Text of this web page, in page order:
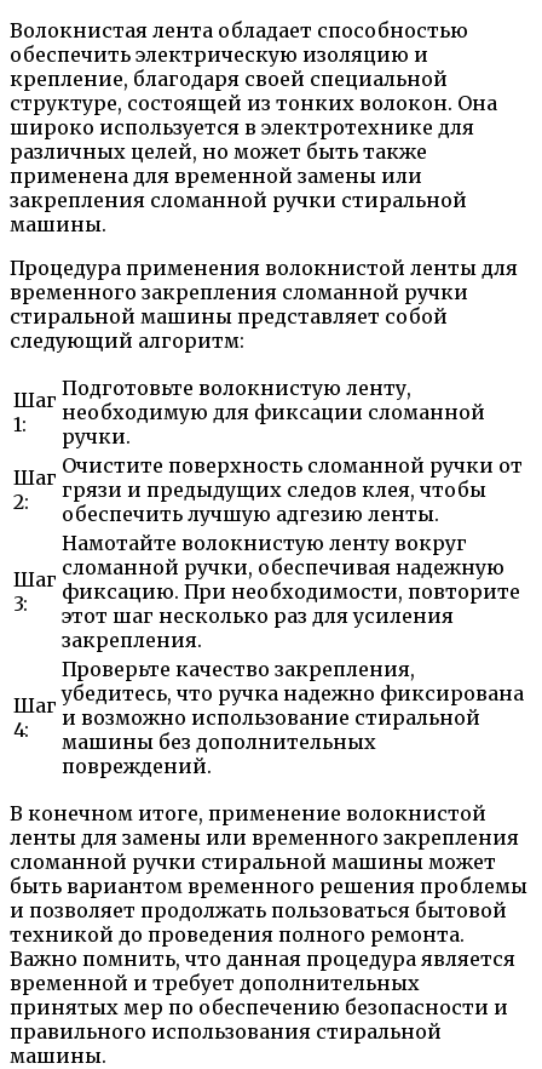
Волокнистая лента обладает способностью
обеспечить электрическую изоляцию и
крепление, благодаря своей специальной
структуре, состоящей из тонких волокон. Она
широко используется в электротехнике для
различных целей, но может быть также
применена для временной замены или
закрепления сломанной ручки стиральной
машины.
Процедура применения волокнистой ленты для
временного закрепления сломанной ручки
стиральной машины представляет собой
следующий алгоритм:
Шаг
1:
Подготовьте волокнистую ленту,
необходимую для фиксации сломанной
ручки.
Шаг
2:
Очистите поверхность сломанной ручки от
грязи и предыдущих следов клея, чтобы
обеспечить лучшую адгезию ленты.
Шаг
3:
Намотайте волокнистую ленту вокруг
сломанной ручки, обеспечивая надежную
фиксацию. При необходимости, повторите
этот шаг несколько раз для усиления
закрепления.
Шаг
4:
Проверьте качество закрепления,
убедитесь, что ручка надежно фиксирована
и возможно использование стиральной
машины без дополнительных
повреждений.
В конечном итоге, применение волокнистой
ленты для замены или временного закрепления
сломанной ручки стиральной машины может
быть вариантом временного решения проблемы
и позволяет продолжать пользоваться бытовой
техникой до проведения полного ремонта.
Важно помнить, что данная процедура является
временной и требует дополнительных
принятых мер по обеспечению безопасности и
правильного использования стиральной
машины.